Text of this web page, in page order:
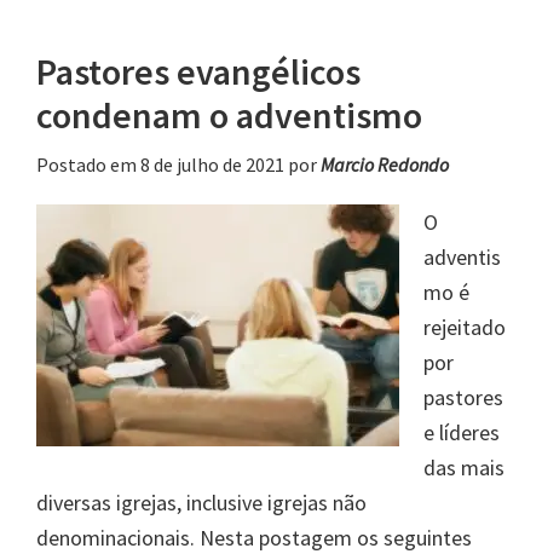
Pastores evangélicos
condenam o adventismo
Postado em 8 de julho de 2021 porMarcio Redondo
O
adventis
mo é
rejeitado
por
pastores
e líderes
das mais
diversas igrejas, inclusive igrejas não
denominacionais. Nesta postagem os seguintes